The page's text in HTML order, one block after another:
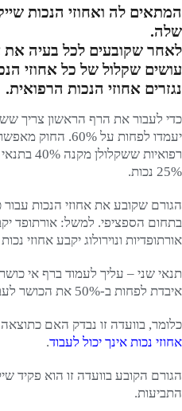
המתאים לה ואחוזי הנכות
שלה.
לאחר שקובעים לכל בעיה את
עושים שקלול של כל אחוזי
נגזרים אחוזי הנכות הרפואית.
כדי לעבור את הרף הראשון צריך
יעמדו לפחות על
רפואיות
25% נכות.
הגורם שקובע את אחוזי הנכות
בתחום הספציפי. למשל: אורתופד
אורתופדיות ונוירולוג יקבע אחוזי
תנאי שני – עליך לעמוד ברף אי
איבדת לפחות ב-50% את הכושר לעבוד.
כלומר, בוועדה זו נבדק האם
אחוזי נכות אינך יכול לעבוד.
הגורם הקובע בוועדה זו הוא פקיד
התביעות.